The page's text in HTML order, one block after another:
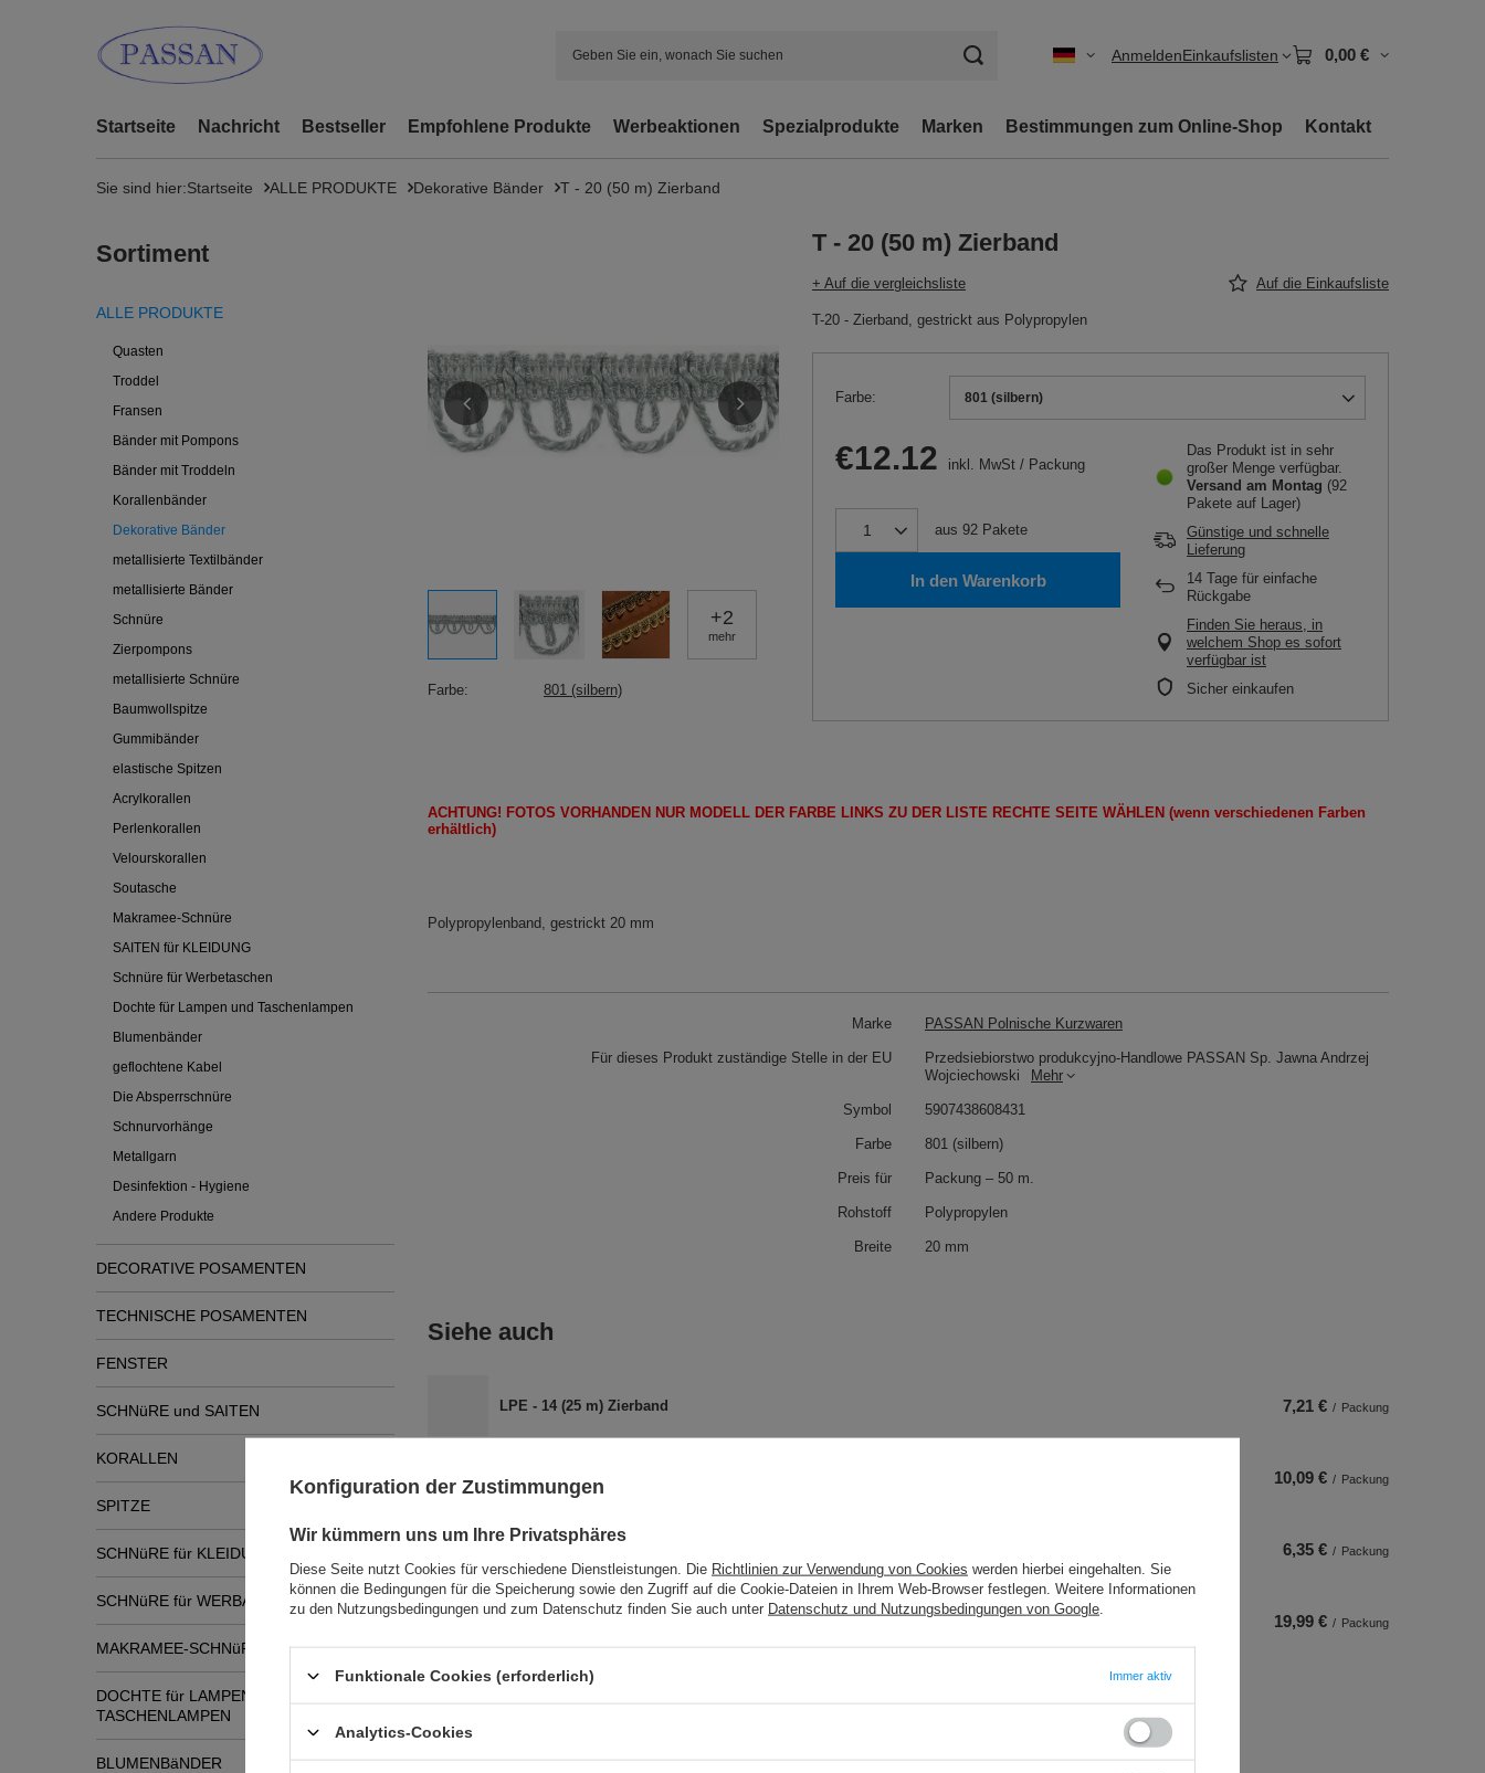
AnmeldenEinkaufslisten 0,00 €
Startseite Nachricht Bestseller Empfohlene Produkte Werbeaktionen Spezialprodukte Marken Bestimmungen zum Online-Shop Kontakt
Sie sind hier:Startseite ALLE PRODUKTE Dekorative Bänder T - 20 (50 m) Zierband
Sortiment
ALLE PRODUKTE
Quasten
Troddel
Fransen
Bänder mit Pompons
Bänder mit Troddeln
Korallenbänder
Dekorative Bänder
metallisierte Textilbänder
metallisierte Bänder
Schnüre
Zierpompons
metallisierte Schnüre
Baumwollspitze
Gummibänder
elastische Spitzen
Acrylkorallen
Perlenkorallen
Velourskorallen
Soutasche
Makramee-Schnüre
SAITEN für KLEIDUNG
Schnüre für Werbetaschen
Dochte für Lampen und Taschenlampen
Blumenbänder
geflochtene Kabel
Die Absperrschnüre
Schnurvorhänge
Metallgarn
Desinfektion - Hygiene
Andere Produkte
DECORATIVE POSAMENTEN
TECHNISCHE POSAMENTEN
FENSTER
SCHNüRE und SAITEN
KORALLEN
SPITZE
SCHNüRE für KLEIDUNG
SCHNüRE für WERBATASCHEN
MAKRAMEE-SCHNüRE
DOCHTE für LAMPEN und
TASCHENLAMPEN
BLUMENBäNDER
+2
mehr
T - 20 (50 m) Zierband
+ Auf die vergleichsliste Auf die Einkaufsliste
T-20 - Zierband, gestrickt aus Polypropylen
Farbe 801 (silbern)
€12.12 inkl. MwSt / Packung
aus 92 Pakete
In den Warenkorb
Das Produkt ist in sehr
großer Menge verfügbar
Versand am Montag (92
Pakete auf Lager)
Günstige und schnelle
Lieferung
14 Tage für einfache
Rückgabe
Finden Sie heraus, in
welchem Shop es sofort
verfügbar ist
Sicher einkaufen
Farbe 801 (silbern)
ACHTUNG! FOTOS VORHANDEN NUR MODELL DER FARBE LINKS ZU DER LISTE RECHTE SEITE WÄHLEN (wenn verschiedenen Farben
erhältlich)
Polypropylenband, gestrickt 20 mm
Marke PASSAN Polnische Kurzwaren
Für dieses Produkt zuständige Stelle in der EU
Przedsiebiorstwo produkcyjno-Handlowe PASSAN Sp. Jawna Andrzej
Wojciechowski
Mehr
Symbol 5907438608431
Farbe 801 (silbern)
Preis für Packung – 50 m.
Rohstoff Polypropylen
Breite 20 mm
Siehe auch
LPE - 14 (25 m) Zierband 7,21 € / Packung
BT - 14 (25 m) Baumwollband 10,09 € / Packung
C - 002 (25 m) Spitze - 7 mm 6,35 € / Packung
19,99 € / Packung
Konfiguration der Zustimmungen
Wir kümmern uns um Ihre Privatsphäres
Diese Seite nutzt Cookies für verschiedene Dienstleistungen. Die Richtlinien zur Verwendung von Cookies werden hierbei eingehalten. Sie
können die Bedingungen für die Speicherung sowie den Zugriff auf die Cookie-Dateien in Ihrem Web-Browser festlegen. Weitere Informationen
zu den Nutzungsbedingungen und zum Datenschutz finden Sie auch unter Datenschutz und Nutzungsbedingungen von Google
Funktionale Cookies (erforderlich) Immer aktiv
Analytics-Cookies